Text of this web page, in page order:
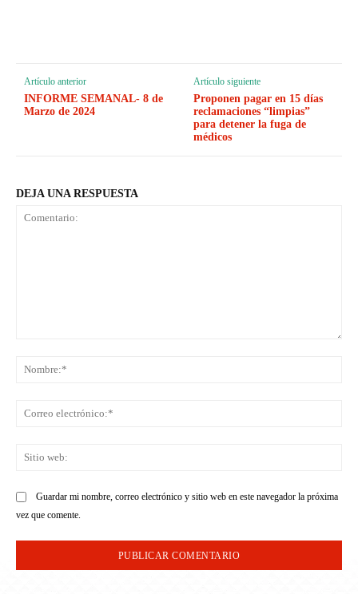
Artículo anterior
INFORME SEMANAL- 8 de
Marzo de 2024
Artículo siguiente
Proponen pagar en 15 días
reclamaciones “limpias”
para detener la fuga de
médicos
DEJA UNA RESPUESTA
Guardar mi nombre, correo electrónico y sitio web en este navegador la próxima
vez que comente.